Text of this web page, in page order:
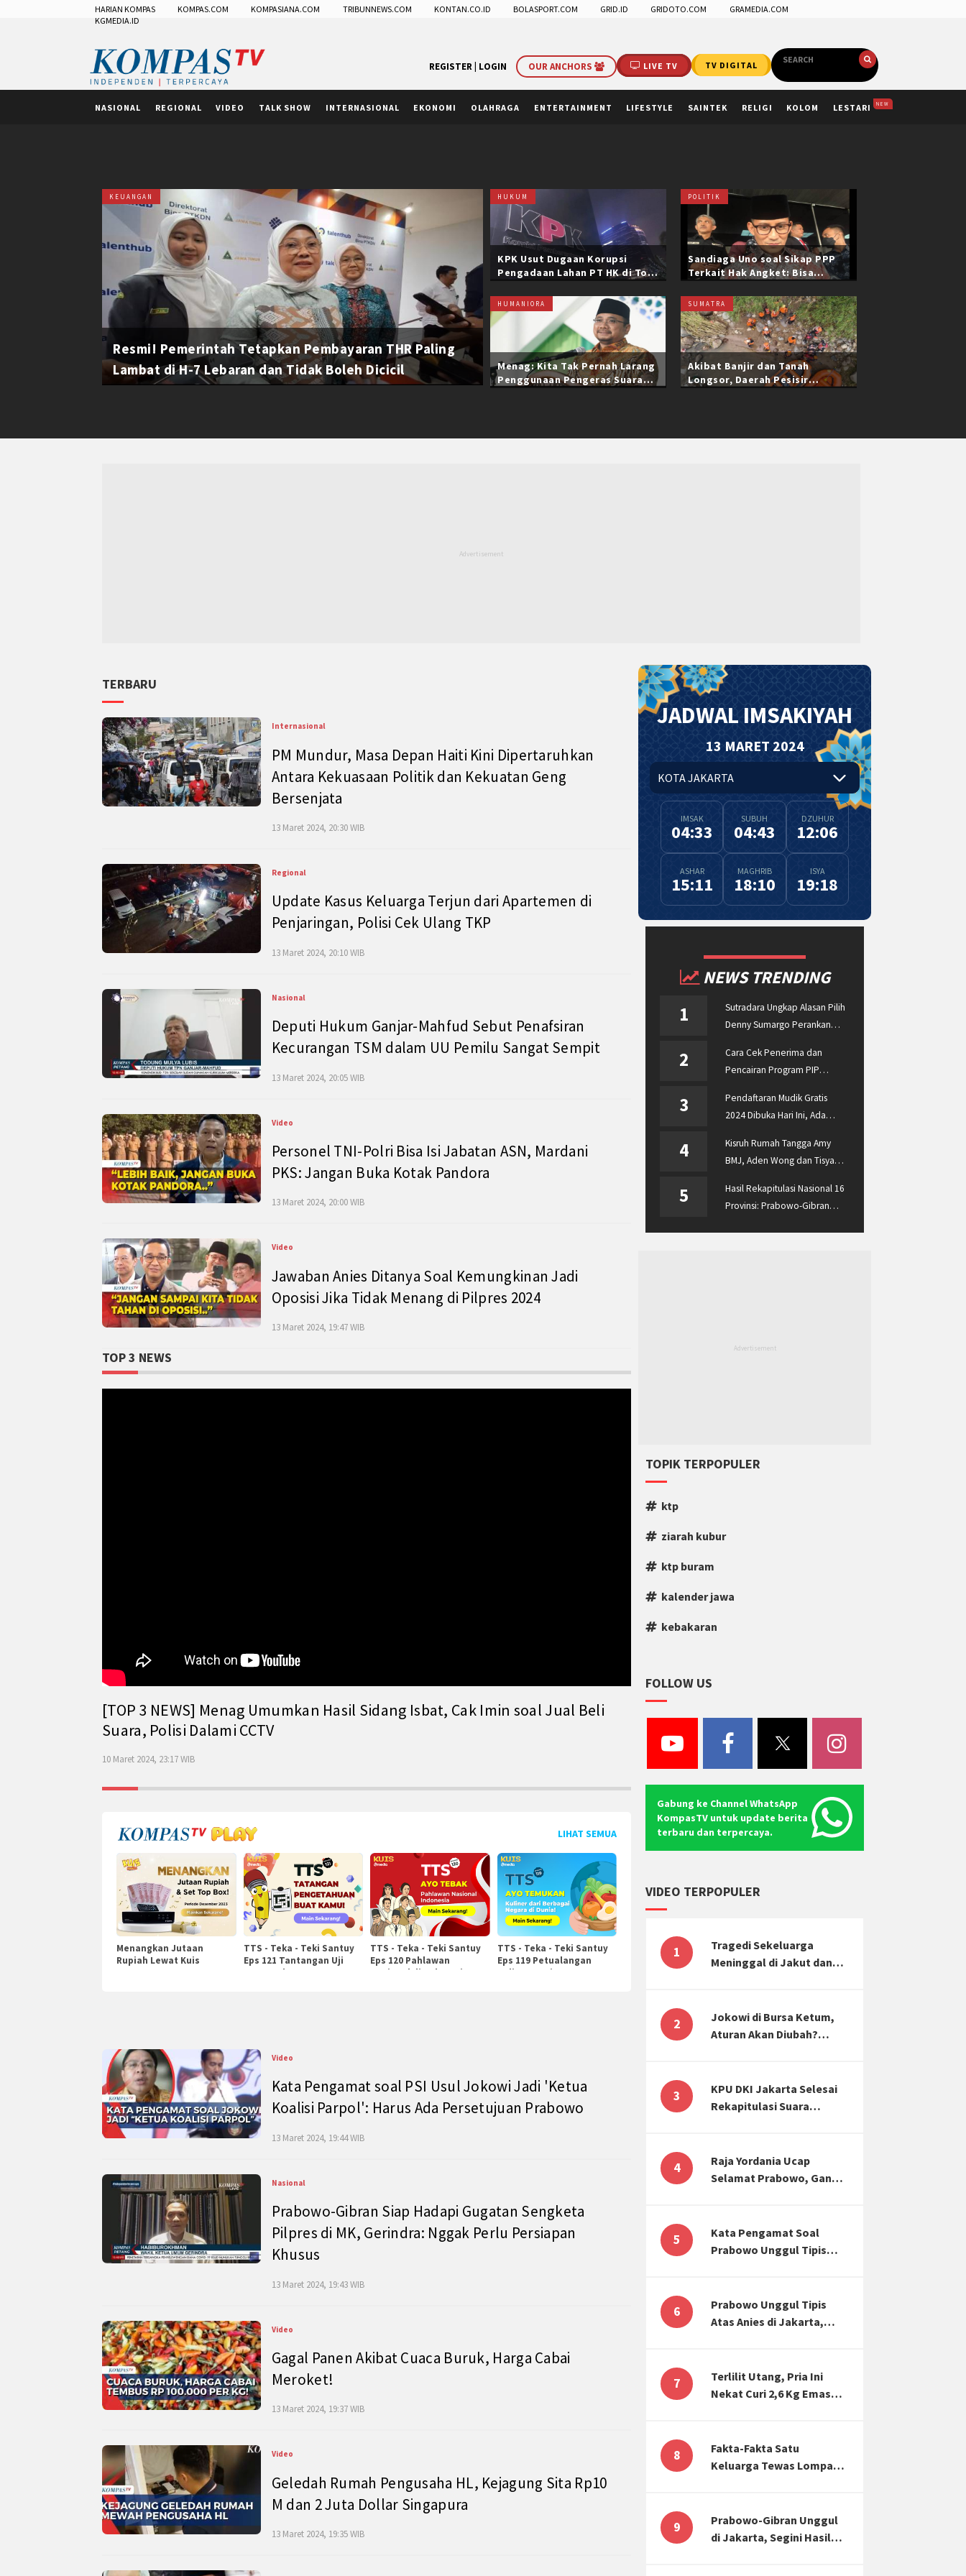
HARIAN KOMPAS KOMPAS.COM KOMPASIANA.COM TRIBUNNEWS.COM KONTAN.CO.ID BOLASPORT.COM GRID.ID GRIDOTO.COM
GRAMEDIA.COM
KGMEDIA.ID
LIVE TV TV DIGITAL
REGISTER | LOGIN OUR ANCHORS
NASIONAL REGIONAL VIDEO TALK SHOW INTERNASIONAL EKONOMI OLAHRAGA ENTERTAINMENT LIFESTYLE SAINTEK RELIGI KOLOM LESTARI NEW
KEUANGAN
Resmi! Pemerintah Tetapkan Pembayaran THR Paling
Lambat di H-7 Lebaran dan Tidak Boleh Dicicil
HUKUM
KPK Usut Dugaan Korupsi
Pengadaan Lahan PT HK di Tol
Belasan Miliar
POLITIK
Sandiaga Uno soal Sikap PPP
Terkait Hak Angket: Bisa
HUMANIORA
Menag: Kita Tak Pernah Larang
Penggunaan Pengeras Suara
SUMATRA
Akibat Banjir dan Tanah
Longsor, Daerah Pesisir
TERBARU
Internasional
PM Mundur, Masa Depan Haiti Kini Dipertaruhkan
Antara Kekuasaan Politik dan Kekuatan Geng
Bersenjata
13 Maret 2024, 20:30 WIB
Regional
Update Kasus Keluarga Terjun dari Apartemen di
Penjaringan, Polisi Cek Ulang TKP
13 Maret 2024, 20:10 WIB
Nasional
Deputi Hukum Ganjar-Mahfud Sebut Penafsiran
Kecurangan TSM dalam UU Pemilu Sangat Sempit
13 Maret 2024, 20:05 WIB
Video
Personel TNI-Polri Bisa Isi Jabatan ASN, Mardani
PKS: Jangan Buka Kotak Pandora
13 Maret 2024, 20:00 WIB
Video
Jawaban Anies Ditanya Soal Kemungkinan Jadi
Oposisi Jika Tidak Menang di Pilpres 2024
13 Maret 2024, 19:47 WIB
TOP 3 NEWS
[TOP 3 NEWS] Menag Umumkan Hasil Sidang Isbat, Cak Imin soal Jual Beli
Suara, Polisi Dalami CCTV
10 Maret 2024, 23:17 WIB
LIHAT SEMUA
Menangkan Jutaan
Rupiah Lewat Kuis
TTS - Teka - Teki Santuy
Eps 121 Tantangan Uji
Pengetahuan
TTS - Teka - Teki Santuy
Eps 120 Pahlawan
Nasional di Indonesia
TTS - Teka - Teki Santuy
Eps 119 Petualangan
Kuliner Dunia
Video
Kata Pengamat soal PSI Usul Jokowi Jadi 'Ketua
Koalisi Parpol': Harus Ada Persetujuan Prabowo
13 Maret 2024, 19:44 WIB
Nasional
Prabowo-Gibran Siap Hadapi Gugatan Sengketa
Pilpres di MK, Gerindra: Nggak Perlu Persiapan
Khusus
13 Maret 2024, 19:43 WIB
Video
Gagal Panen Akibat Cuaca Buruk, Harga Cabai
Meroket!
13 Maret 2024, 19:37 WIB
Video
Geledah Rumah Pengusaha HL, Kejagung Sita Rp10
M dan 2 Juta Dollar Singapura
13 Maret 2024, 19:35 WIB
JADWAL IMSAKIYAH
13 MARET 2024
IMSAK
04:33
SUBUH
04:43
DZUHUR
12:06
ASHAR
15:11
MAGHRIB
18:10
ISYA
19:18
NEWS TRENDING
1
Sutradara Ungkap Alasan Pilih
Denny Sumargo Perankan
2
Cara Cek Penerima dan
Pencairan Program PIP
pip.kemdikbud.go.id
3
Pendaftaran Mudik Gratis
2024 Dibuka Hari Ini, Ada
Jateng dan Dishub Jatim
4
Kisruh Rumah Tangga Amy
BMJ, Aden Wong dan Tisya
Malaysia dan Singapura
5
Hasil Rekapitulasi Nasional 16
Provinsi: Prabowo-Gibran
TOPIK TERPOPULER
ktp
ziarah kubur
ktp buram
kalender jawa
kebakaran
FOLLOW US
Gabung ke Channel WhatsApp
KompasTV untuk update berita
terbaru dan terpercaya.
VIDEO TERPOPULER
1
Tragedi Sekeluarga
Meninggal di Jakut dan
Mental-Finansial
2
Jokowi di Bursa Ketum,
Aturan Akan Diubah?
3
KPU DKI Jakarta Selesai
Rekapitulasi Suara
Ganjar
4
Raja Yordania Ucap
Selamat Prabowo, Ganjar
3 NEWS]
5
Kata Pengamat Soal
Prabowo Unggul Tipis
Effect
6
Prabowo Unggul Tipis
Atas Anies di Jakarta,
7
Terlilit Utang, Pria Ini
Nekat Curi 2,6 Kg Emas
8
Fakta-Fakta Satu
Keluarga Tewas Lompat
Kening
9
Prabowo-Gibran Unggul
di Jakarta, Segini Hasil